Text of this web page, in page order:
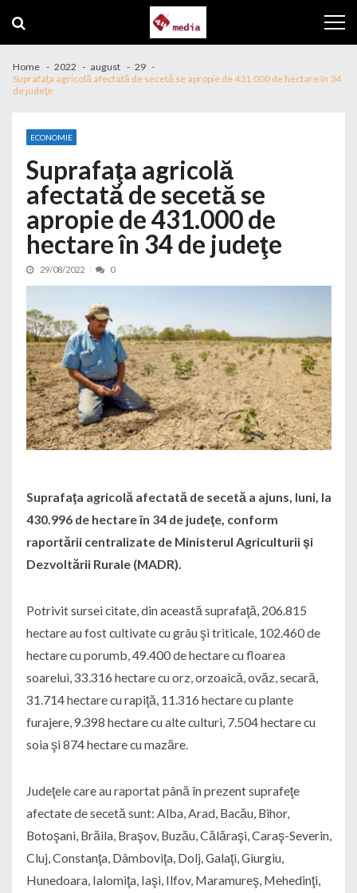
Home 2022 august
29
Suprafaţa agricolă afectată de secetă se apropie de 431.000 de hectare în 34
de judeţe
ECONOMIE
Suprafaţa agricolă
afectată de secetă se
apropie de 431.000 de
hectare în 34 de judeţe
29/08/2022 0
Suprafaţa agricolă afectată de secetă a ajuns, luni, la
430.996 de hectare în 34 de judeţe, conform
raportării centralizate de Ministerul Agriculturii şi
Dezvoltării Rurale (MADR).
Potrivit sursei citate, din această suprafaţă, 206.815
hectare au fost cultivate cu grâu şi triticale, 102.460 de
hectare cu porumb, 49.400 de hectare cu floarea
soarelui, 33.316 hectare cu orz, orzoaică, ovăz, secară,
31.714 hectare cu rapiţă, 11.316 hectare cu plante
furajere, 9.398 hectare cu alte culturi, 7.504 hectare cu
soia şi 874 hectare cu mazăre.
Judeţele care au raportat până în prezent suprafeţe
afectate de secetă sunt: Alba, Arad, Bacău, Bihor,
Botoşani, Brăila, Braşov, Buzău, Călăraşi, Caraş-Severin,
Cluj, Constanţa, Dâmboviţa, Dolj, Galaţi, Giurgiu,
Hunedoara, Ialomiţa, Iaşi, Ilfov, Maramureş, Mehedinţi,